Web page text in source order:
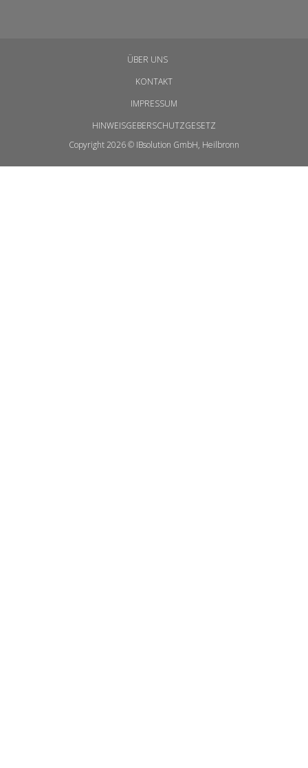
ÜBER UNS
KONTAKT
IMPRESSUM
HINWEISGEBERSCHUTZGESETZ
Copyright 2026 © IBsolution GmbH, Heilbronn